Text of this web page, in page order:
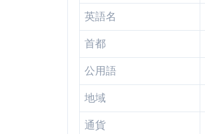
英語名
首都
公用語
地域
通貨